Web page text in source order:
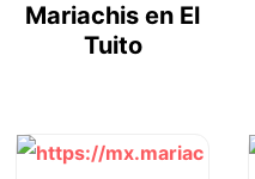
Mariachis en El
Tuito